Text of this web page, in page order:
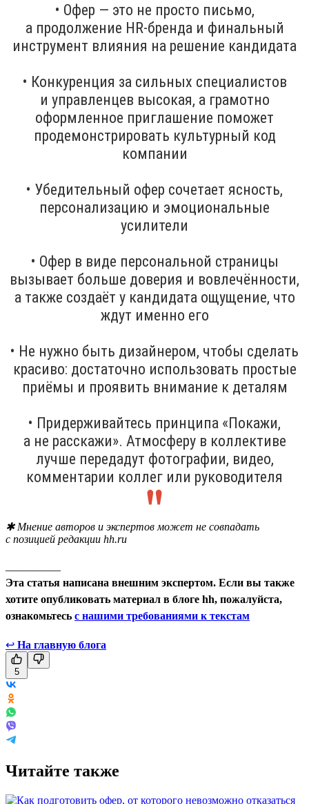
• Офер — это не просто письмо,
а продолжение HR-бренда и финальный
инструмент влияния на решение кандидата
• Конкуренция за сильных специалистов
и управленцев высокая, а грамотно
оформленное приглашение поможет
продемонстрировать культурный код
компании
• Убедительный офер сочетает ясность,
персонализацию и эмоциональные
усилители
• Офер в виде персональной страницы
вызывает больше доверия и вовлечённости,
а также создаёт у кандидата ощущение, что
ждут именно его
• Не нужно быть дизайнером, чтобы сделать
красиво: достаточно использовать простые
приёмы и проявить внимание к деталям
• Придерживайтесь принципа «Покажи,
а не расскажи». Атмосферу в коллективе
лучше передадут фотографии, видео,
комментарии коллег или руководителя
✱ Мнение авторов и экспертов может не совпадать
с позицией редакции hh.ru
Эта статья написана внешним экспертом. Если вы также
хотите опубликовать материал в блоге hh, пожалуйста,
ознакомьтесь с нашими требованиями к текстам
↩ На главную блога
5
Читайте также